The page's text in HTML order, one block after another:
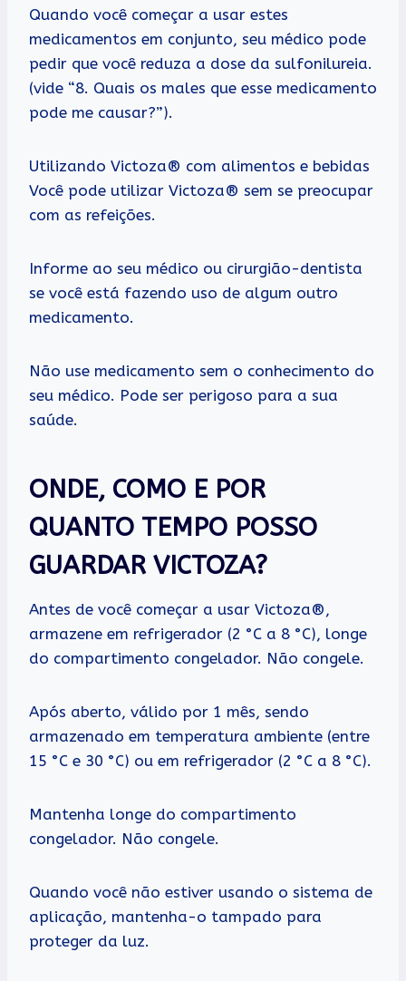
Quando você começar a usar estes
medicamentos em conjunto, seu médico pode
pedir que você reduza a dose da sulfonilureia.
(vide “8. Quais os males que esse medicamento
pode me causar?”).
Utilizando Victoza® com alimentos e bebidas
Você pode utilizar Victoza® sem se preocupar
com as refeições.
Informe ao seu médico ou cirurgião-dentista
se você está fazendo uso de algum outro
medicamento.
Não use medicamento sem o conhecimento do
seu médico. Pode ser perigoso para a sua
saúde.
ONDE, COMO E POR
QUANTO TEMPO POSSO
GUARDAR VICTOZA?
Antes de você começar a usar Victoza®,
armazene em refrigerador (2 °C a 8 °C), longe
do compartimento congelador. Não congele.
Após aberto, válido por 1 mês, sendo
armazenado em temperatura ambiente (entre
15 °C e 30 °C) ou em refrigerador (2 °C a 8 °C).
Mantenha longe do compartimento
congelador. Não congele.
Quando você não estiver usando o sistema de
aplicação, mantenha-o tampado para
proteger da luz.